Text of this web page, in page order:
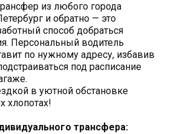
из любого города
и обратно — это
способ добраться
Персональный водитель
по нужному адресу, избавив
под расписание
в уютной обстановке
хлопотах!
трансфера: